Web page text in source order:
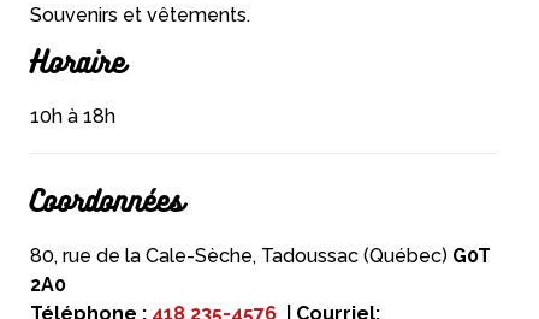
Souvenirs et vêtements.
Horaire
10h à 18h
Coordonnées
80, rue de la Cale-Sèche, Tadoussac (Québec) G0T
2A0
Téléphone : 418 235-4576 | Courriel: